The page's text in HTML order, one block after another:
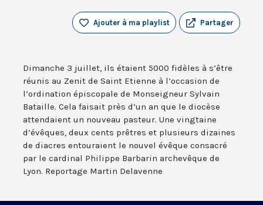
Partager
Ajouter à ma playlist
Dimanche 3 juillet, ils étaient 5000 fidèles à s’être
réunis au Zenit de Saint Etienne à l’occasion de
l’ordination épiscopale de Monseigneur Sylvain
Bataille. Cela faisait près d’un an que le diocèse
attendaient un nouveau pasteur. Une vingtaine
d’évêques, deux cents prêtres et plusieurs dizaines
de diacres entouraient le nouvel évêque consacré
par le cardinal Philippe Barbarin archevêque de
Lyon. Reportage Martin Delavenne